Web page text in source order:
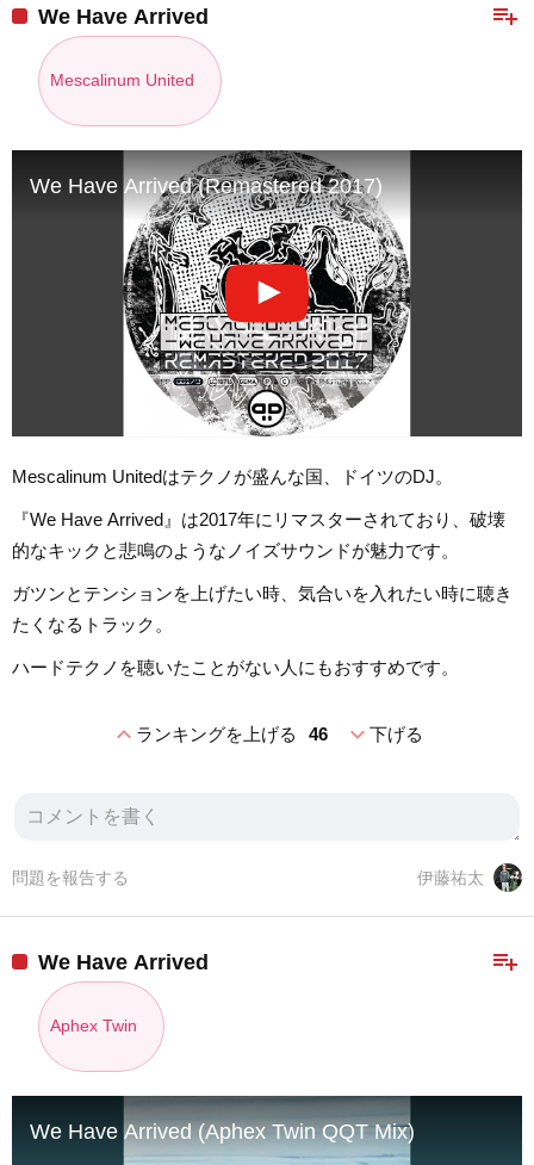
playlist_add
We Have Arrived
Mescalinum United
We Have Arrived (Remastered 2017)
Mescalinum Unitedはテクノが盛んな国、ドイツのDJ。
『We Have Arrived』は2017年にリマスターされており、破壊
的なキックと悲鳴のようなノイズサウンドが魅力です。
ガツンとテンションを上げたい時、気合いを入れたい時に聴き
たくなるトラック。
ハードテクノを聴いたことがない人にもおすすめです。
expand_lessランキングを上げる 46 expand_more下げる
伊藤祐太
問題を報告する
playlist_add
We Have Arrived
Aphex Twin
We Have Arrived (Aphex Twin QQT Mix)